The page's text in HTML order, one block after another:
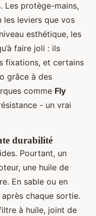
Les protège-mains,
les leviers que vos
esthétique, les
faire joli : ils
fixations, et certains
grâce à des
comme Fly
- un vrai
durabilité
Pourtant, un
une huile de
En sable ou en
chaque sortie.
à huile, joint de